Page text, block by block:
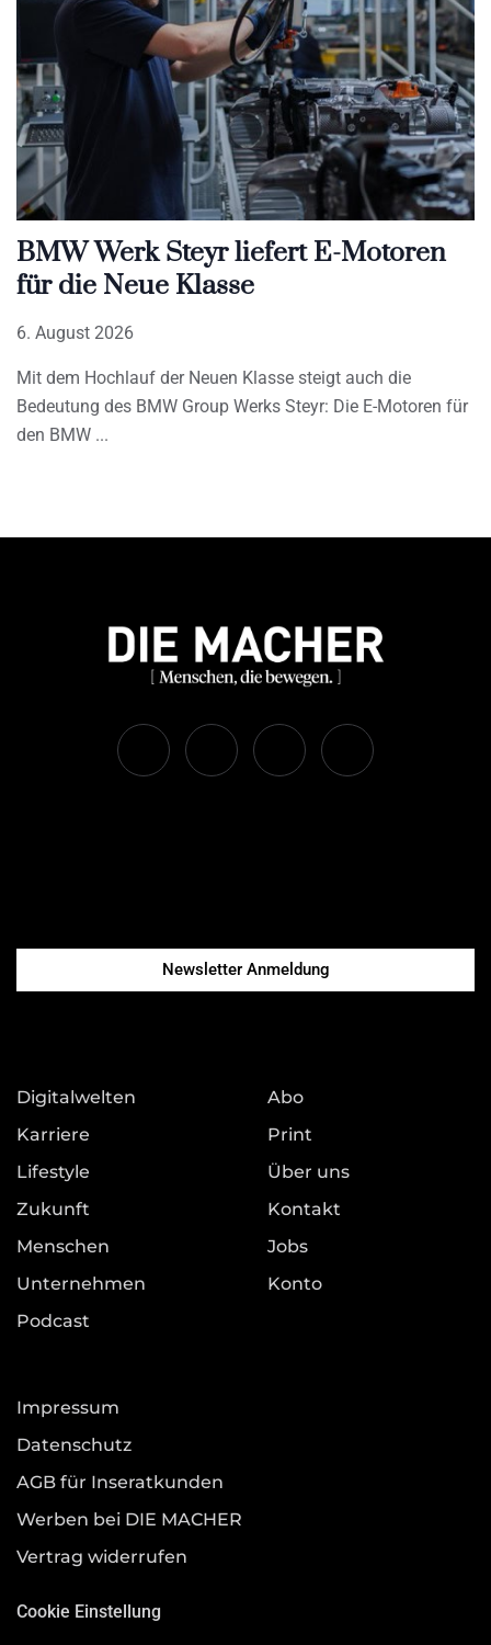
BMW Werk Steyr liefert E-Motoren
für die Neue Klasse
6. August 2026
Mit dem Hochlauf der Neuen Klasse steigt auch die
Bedeutung des BMW Group Werks Steyr: Die E-Motoren für
den BMW
Newsletter Anmeldung
Digitalwelten
Karriere
Lifestyle
Zukunft
Menschen
Unternehmen
Podcast
Abo
Print
Über uns
Kontakt
Jobs
Konto
Impressum
Datenschutz
AGB für Inseratkunden
Werben bei DIE MACHER
Vertrag widerrufen
Cookie Einstellung